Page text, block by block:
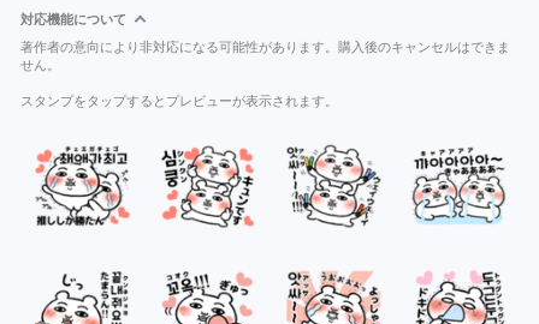
対応機能について
著作者の意向により非対応になる可能性があります。購入後のキャンセルはできま
せん。
スタンプをタップするとプレビューが表示されます。